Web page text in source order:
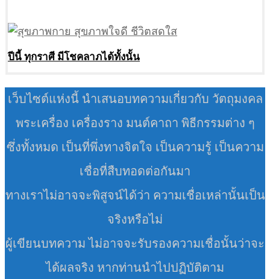
ปีนี้ ทุกราศี มีโชคลาภได้ทั้งนั้น
เว็บไซต์แห่งนี้ นำเสนอบทความเกี่ยวกับ วัตถุมงคล
พระเครื่อง เครื่องราง มนต์คาถา พิธีกรรมต่าง ๆ
ซึ่งทั้งหมด เป็นที่พึ่งทางจิตใจ เป็นความรู้ เป็นความ
เชื่อที่สืบทอดต่อกันมา
ทางเราไม่อาจจะพิสูจน์ได้ว่า ความเชื่อเหล่านั้นเป็น
จริงหรือไม่
ผู้เขียนบทความ ไม่อาจจะรับรองความเชื่อนั้นว่าจะ
ได้ผลจริง หากท่านนำไปปฏิบัติตาม